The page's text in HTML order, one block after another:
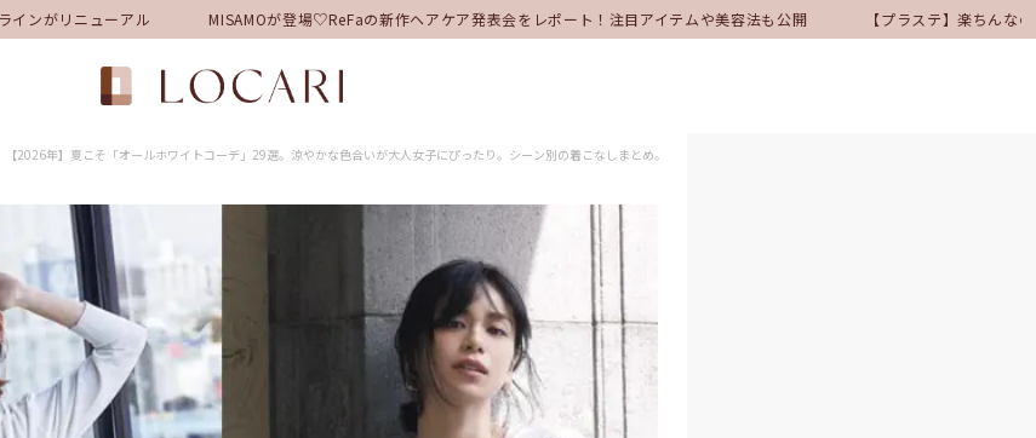
ンがリニューアル MISAMOが登場♡ReFaの新作ヘアケア発表会をレポート！注目アイテムや美容法も公開 【プラステ】楽ちんなの
【2026年】夏こそ「オールホワイトコーデ」29選。涼やかな色合いが大人女子にぴったり。シーン別の着こなしまとめ。